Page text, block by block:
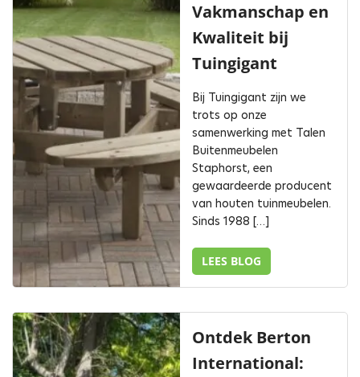
Vakmanschap en
Kwaliteit bij
Tuingigant
Bij Tuingigant zijn we
trots op onze
samenwerking met Talen
Buitenmeubelen
Staphorst, een
gewaardeerde producent
van houten tuinmeubelen.
Sinds 1988 […]
LEES BLOG
Ontdek Berton
International: